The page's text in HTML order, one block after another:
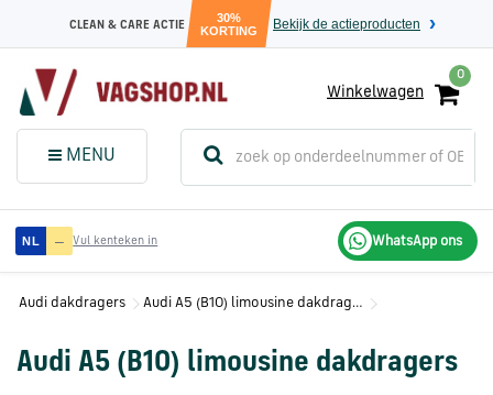
CLEAN & CARE ACTIE
30%
KORTING
Bekijk de actieproducten
0
Winkelwagen
MENU
Menu (Sluit dit
menuvenster)
Audi
onderdelen
onderdelen
NL — Vul kenteken in WhatsApp ons
Audi dakdragers Audi A5 (B10) limousine dakdragers
Audi A5 (B10) limousine dakdragers